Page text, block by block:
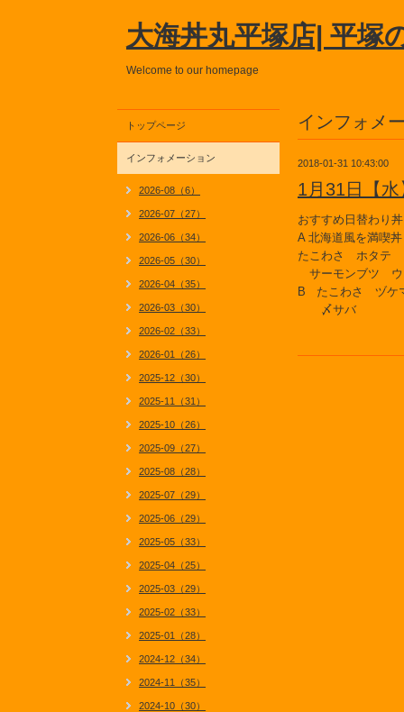
大海丼丸平塚店| 平塚
Welcome to our homepage
インフォメ
2018-01-31 10:43:00
1月31日【
おすすめ日替わり丼
A 北海道風を満喫丼
たこわさ ホタテ
サーモンブツ
B たこわさ ヅケ
〆サバ
トップページ
インフォメーション
2026-08（6）
2026-07（27）
2026-06（34）
2026-05（30）
2026-04（35）
2026-03（30）
2026-02（33）
2026-01（26）
2025-12（30）
2025-11（31）
2025-10（26）
2025-09（27）
2025-08（28）
2025-07（29）
2025-06（29）
2025-05（33）
2025-04（25）
2025-03（29）
2025-02（33）
2025-01（28）
2024-12（34）
2024-11（35）
2024-10（30）